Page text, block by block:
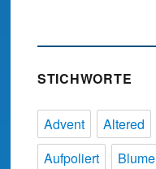
STICHWORTE
Advent Altered
Aufpoliert
Blume